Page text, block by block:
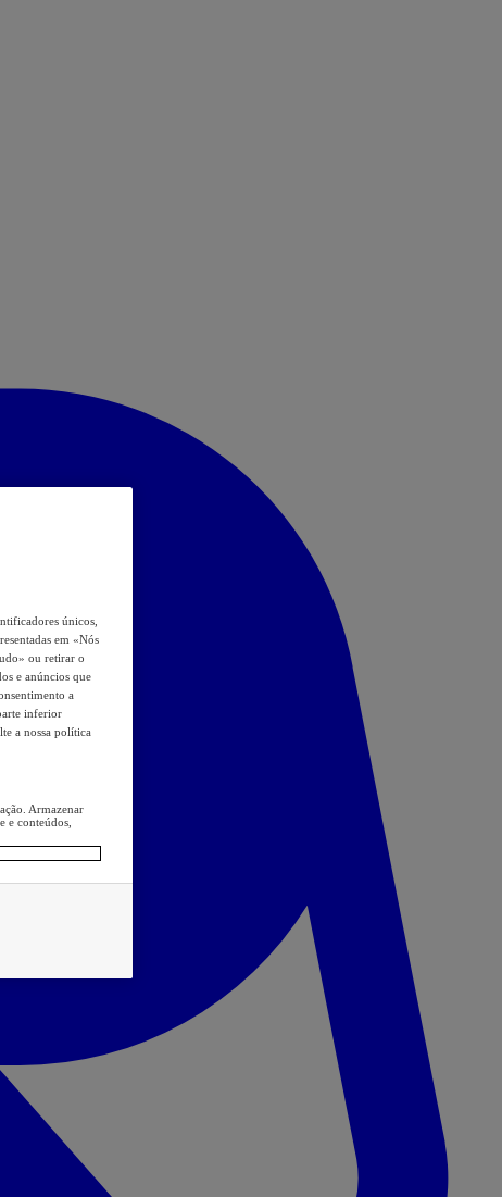
únicos,
em «Nós
ou retirar o
e anúncios que
a
inferior
a nossa política
Armazenar
e conteúdos,